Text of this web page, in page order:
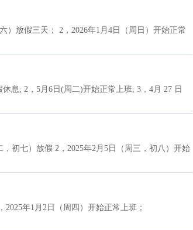
）放假三天； 2，2026年1月4日（周日）开始正常
息; 2，5月6日(周二)开始正常上班; 3，4月 27 日
初七）放假 2，2025年2月5日（周三，初八）开始
年1月2日（周四）开始正常上班；